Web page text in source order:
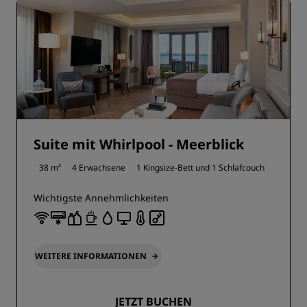
Suite mit Whirlpool - Meerblick
38 m² 4 Erwachsene 1 Kingsize-Bett und 1 Schlafcouch
Wichtigste Annehmlichkeiten
WEITERE INFORMATIONEN
JETZT BUCHEN